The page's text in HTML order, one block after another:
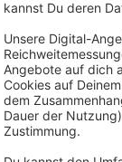
einmal
Meier
Benjamin
zweite
im Jahr
mit dem Grünen.